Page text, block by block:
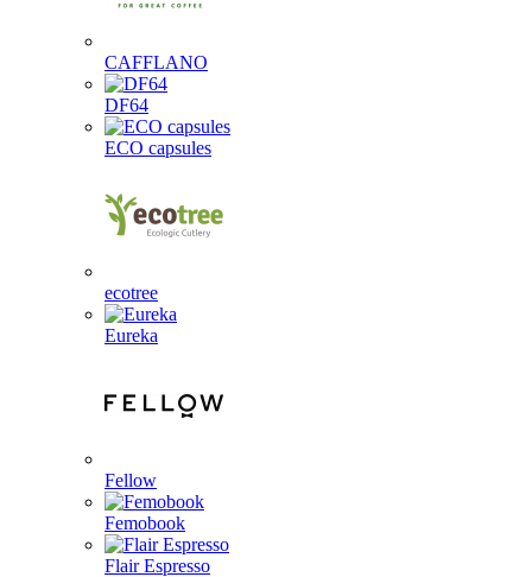
CAFFLANO
DF64
ECO capsules
ecotree
Eureka
Fellow
Femobook
Flair Espresso